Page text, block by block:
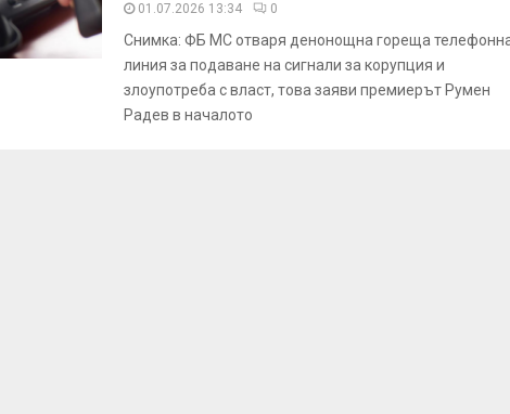
01.07.2026 13:34 0
Снимка: ФБ МС отваря денонощна гореща
линия за подаване на сигнали за корупция и
злоупотреба с власт, това заяви премиерът Румен
Радев в началото